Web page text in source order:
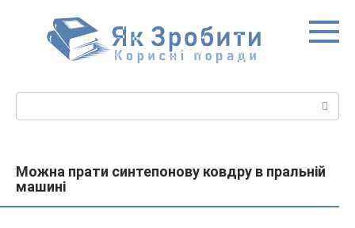
Можна прати синтепонову ковдру в пральній
машині